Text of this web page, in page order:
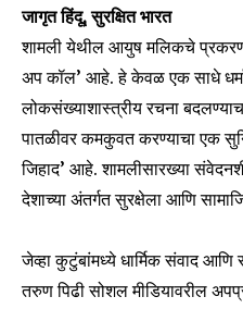
or click the subscribe button
your privacy and won't spam
safe with us.
I've read and accept the
जागृत हिंदू, सुरक्षित भारत
शामली येथील आयुष मलिकचे
अप कॉल’ आहे. हे केवळ एक साधे
लोकसंख्याशास्त्रीय रचना
पातळीवर कमकुवत करण्याचा एक
जिहाद’ आहे. शामलीसारख्या
देशाच्या अंतर्गत सुरक्षेला आणि
जेव्हा कुटुंबांमध्ये धार्मिक संवाद
तरुण पिढी सोशल मीडियावरील